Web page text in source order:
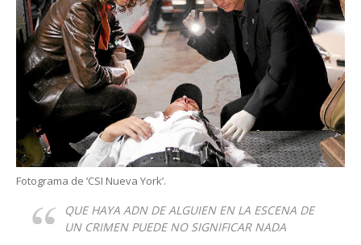
Fotograma de ‘CSI Nueva York’.
QUE HAYA ADN DE ALGUIEN EN LA ESCENA DE
UN CRIMEN PUEDE NO SIGNIFICAR NADA